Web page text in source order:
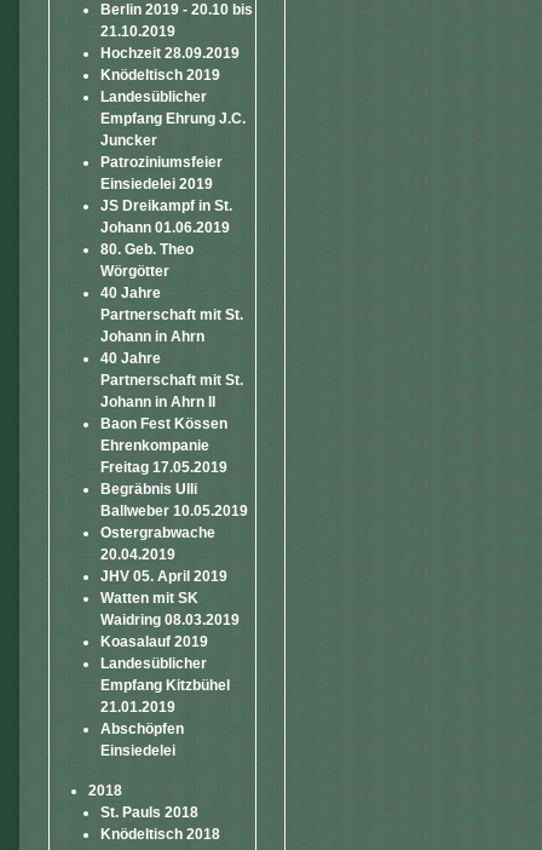
Berlin 2019 - 20.10 bis
21.10.2019
Hochzeit 28.09.2019
Knödeltisch 2019
Landesüblicher
Empfang Ehrung J.C.
Juncker
Patroziniumsfeier
Einsiedelei 2019
JS Dreikampf in St.
Johann 01.06.2019
80. Geb. Theo
Wörgötter
40 Jahre
Partnerschaft mit St.
Johann in Ahrn
40 Jahre
Partnerschaft mit St.
Johann in Ahrn II
Baon Fest Kössen
Ehrenkompanie
Freitag 17.05.2019
Begräbnis Ulli
Ballweber 10.05.2019
Ostergrabwache
20.04.2019
JHV 05. April 2019
Watten mit SK
Waidring 08.03.2019
Koasalauf 2019
Landesüblicher
Empfang Kitzbühel
21.01.2019
Abschöpfen
Einsiedelei
2018
St. Pauls 2018
Knödeltisch 2018